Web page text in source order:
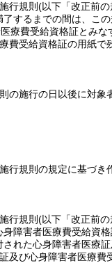
行規則 (以下「改正前
するまでの間は、こ
療費受給資格証とみな
費受給資格証の用紙
の施行の日以後に対
規則の規定に基づき
行規則 (以下「改正前
障害者医療費受給資
れた心身障害者医療
及び心身障害者医療